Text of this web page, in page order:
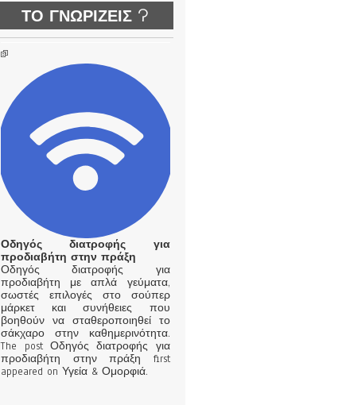
ΤΟ ΓΝΩΡΙΖΕΙΣ ?
Οδηγός διατροφής για
προδιαβήτη στην πράξη
Οδηγός διατροφής για
προδιαβήτη με απλά γεύματα,
σωστές επιλογές στο σούπερ
μάρκετ και συνήθειες που
βοηθούν να σταθεροποιηθεί το
σάκχαρο στην καθημερινότητα.
The post Οδηγός διατροφής για
προδιαβήτη στην πράξη first
appeared on Υγεία & Ομορφιά.